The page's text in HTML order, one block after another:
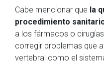
Cabe mencionar que la
procedimiento
a los fármacos o
corregir problemas que
vertebral como el